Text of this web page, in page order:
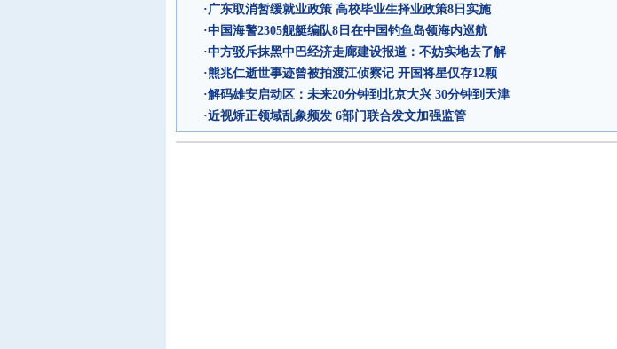
·广东取消暂缓就业政策 高校毕业生择业政策8日实施
·中国海警2305舰艇编队8日在中国钓鱼岛领海内巡航
·中方驳斥抹黑中巴经济走廊建设报道：不妨实地去了解
·熊兆仁逝世事迹曾被拍渡江侦察记 开国将星仅存12颗
·解码雄安启动区：未来20分钟到北京大兴 30分钟到天津
·近视矫正领域乱象频发 6部门联合发文加强监管